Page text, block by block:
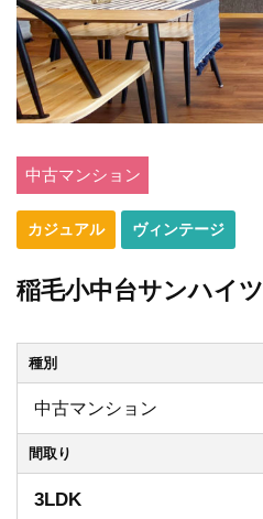
中古マンション
カジュアル ヴィンテージ
稲毛小中台サンハイツ
種別
中古マンション
間取り
3LDK